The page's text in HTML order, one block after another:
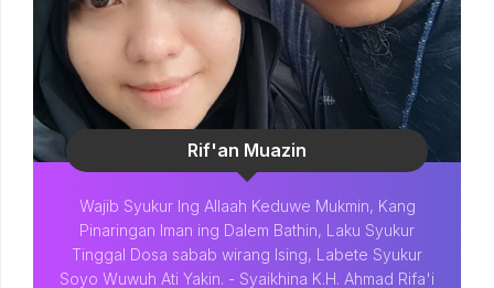
Rif'an Muazin
Wajib Syukur Ing Allaah Keduwe Mukmin, Kang
Pinaringan Iman ing Dalem Bathin, Laku Syukur
Tinggal Dosa sabab wirang Ising, Labete Syukur
Soyo Wuwuh Ati Yakin. - Syaikhina K.H. Ahmad Rifa'i